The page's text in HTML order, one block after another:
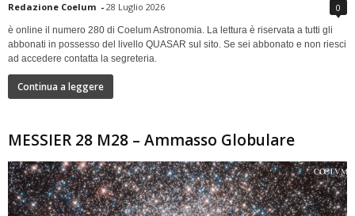
Redazione Coelum - 28 Luglio 2026 0
è online il numero 280 di Coelum Astronomia. La lettura è riservata a tutti gli
abbonati in possesso del livello QUASAR sul sito. Se sei abbonato e non riesci
ad accedere contatta la segreteria.
Continua a leggere
MESSIER 28 M28 – Ammasso Globulare